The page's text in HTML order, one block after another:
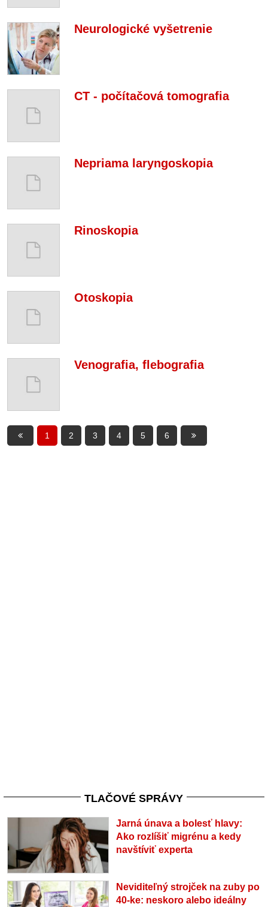
Neurologické vyšetrenie
CT - počítačová tomografia
Nepriama laryngoskopia
Rinoskopia
Otoskopia
Venografia, flebografia
1 2 3 4 5 6
TLAČOVÉ SPRÁVY
Jarná únava a bolesť hlavy:
Ako rozlíšiť migrénu a kedy
navštíviť experta
Neviditeľný strojček na zuby po
40-ke: neskoro alebo ideálny